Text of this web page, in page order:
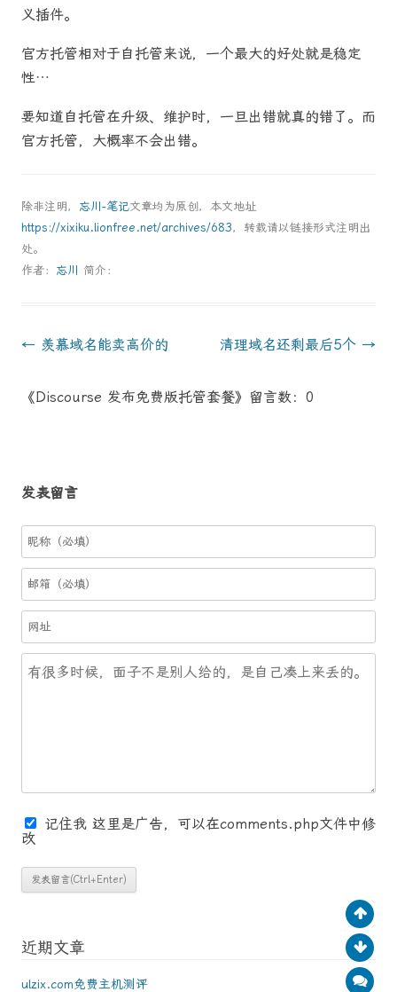
义插件。
官方托管相对于自托管来说，一个最大的好处就是稳定
性…
要知道自托管在升级、维护时，一旦出错就真的错了。而
官方托管，大概率不会出错。
除非注明， 忘川-笔记文章均为原创，本文地址
https://xixiku.lionfree.net/archives/683，转载请以链接形式注明出
处。
作者： 忘川 简介：
文
導
← 羡慕域名能卖高价的 清理域名还剩最后5个 →
《Discourse 发布免费版托管套餐》留言数：0
发表留言
记住我 这里是广告，可以在comments.php文件中修
改
近期文章
ulzix.com免费主机测评